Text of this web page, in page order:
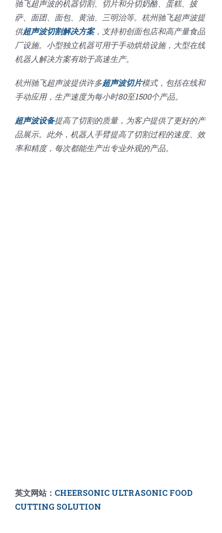
驰飞超声波的机器切割、切片和分切奶酪、蛋糕、披
萨、面团、面包、黄油、三明治等。杭州驰飞超声波提
供超声波切割解决方案，支持初创面包店和高产量食品
厂设施。小型独立机器可用于手动烘焙设施，大型在线
机器人解决方案有助于高速生产。
杭州驰飞超声波提供许多超声波切片模式，包括在线和
手动应用，生产速度为每小时80至1500个产品。
超声波设备提高了切割的质量，为客户提供了更好的产
品展示。此外，机器人手臂提高了切割过程的速度、效
率和精度，每次都能生产出专业外观的产品。
英文网站： CHEERSONIC ULTRASONIC FOOD
CUTTING SOLUTION